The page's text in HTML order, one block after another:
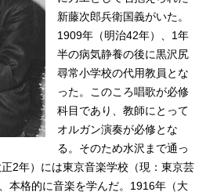
新藤次郎兵衛国義がいた。
1909年（明治42年）、1年
半の病気静養の後に黒沢尻
尋常小学校の代用教員とな
った。このころ唱歌が必修
科目であり、教師にとって
オルガン演奏が必修とな
る。そのため水沢まで通っ
2年）には東京音楽学校（現：東京芸
本格的に音楽を学んだ。1916年（大